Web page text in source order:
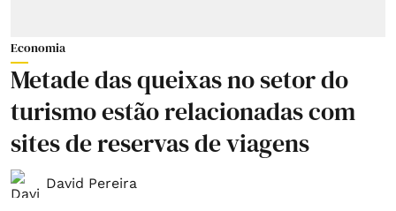
Economia
Metade das queixas no setor do
turismo estão relacionadas com
sites de reservas de viagens
David Pereira